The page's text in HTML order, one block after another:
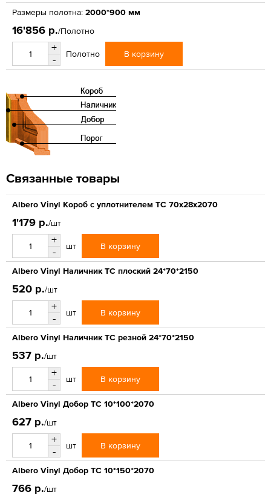
Размеры полотна: 2000*900 мм
16'856 р./Полотно
+
-
Полотно В корзину
Связанные товары
Albero Vinyl Короб с уплотнителем ТС 70х28х2070
1'179 р./шт
+
-
шт В корзину
Albero Vinyl Наличник ТС плоский 24*70*2150
520 р./шт
+
-
шт В корзину
Albero Vinyl Наличник ТС резной 24*70*2150
537 р./шт
+
-
шт В корзину
Albero Vinyl Добор ТС 10*100*2070
627 р./шт
+
-
шт В корзину
Albero Vinyl Добор ТС 10*150*2070
766 р./шт